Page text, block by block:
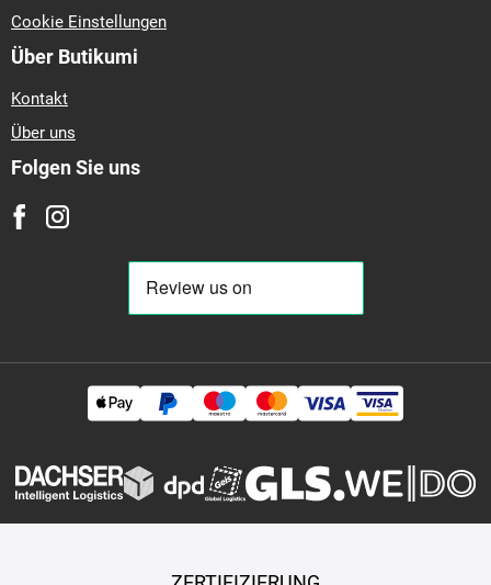
Cookie Einstellungen
Über Butikumi
Kontakt
Über uns
Folgen Sie uns